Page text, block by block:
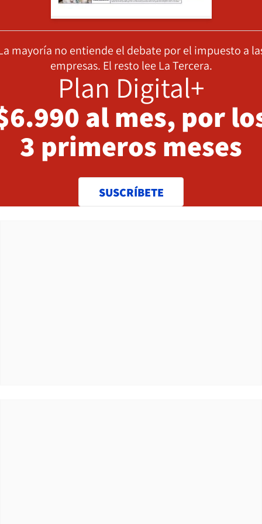
mayoría no entiende el debate por el impuesto a
empresas. El resto lee La Tercera.
Plan Digital+
al mes, por
3 primeros meses
SUSCRÍBETE